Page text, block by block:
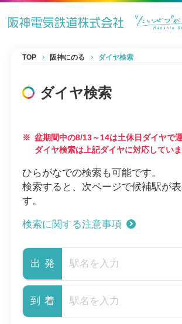
TOP 阪神にのる ダイヤ検索
ダイヤ検索
※ 盆期間中の8/13～14は土休日ダイヤで運
ダイヤ検索は上記ダイヤに対応していま
ひらがなでの検索も可能です。
検索すると、次ページで候補駅が
す。
検索に関する注意事項
出発
到着